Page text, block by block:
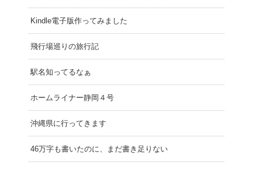
Kindle電子版作ってみました
飛行場巡りの旅行記
駅名知ってるなぁ
ホームライナー静岡４号
沖縄県に行ってきます
46万字も書いたのに、まだ書き足りない